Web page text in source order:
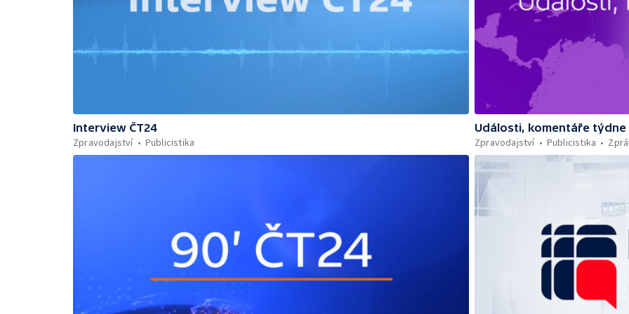
Interview ČT24
Zpravodajství
Publicistika
Události, komentáře týdne
Zpravodajství
Publicistika